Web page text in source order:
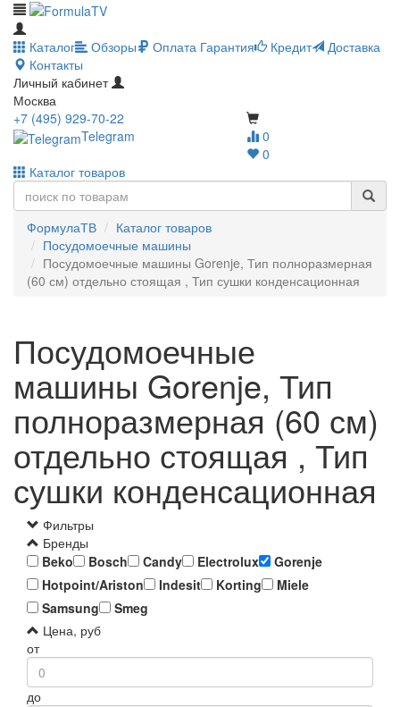
Каталог Обзоры Оплата Гарантия Кредит
Доставка
Контакты
Личный кабинет
Москва
0
0
+7 (495) 929-70-22
Telegram
Каталог товаров
ФормулаТВ
Каталог товаров
Посудомоечные машины
Посудомоечные машины Gorenje, Тип полноразмерная
(60 см) отдельно стоящая , Тип сушки конденсационная
Посудомоечные
машины Gorenje, Тип
полноразмерная (60 см)
отдельно стоящая , Тип
сушки конденсационная
Фильтры
Бренды
Beko
Bosch Candy Electrolux
Gorenje
Hotpoint/Ariston
Indesit Korting
Miele
Samsung
Smeg
Цена, руб
от
до